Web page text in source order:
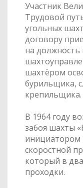
Участник
Трудовой
угольных
договору
на должность
шахтёром
бурильщика,
крепильщика.
В 1964 году
забоя шахты
инициатором
скоростной
который в
проходки.